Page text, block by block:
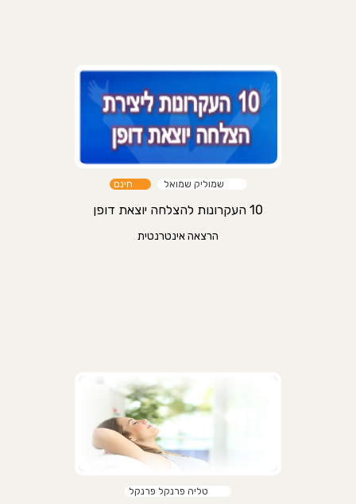
שמוליק שמואל חינם
10 העקרונות להצלחה יוצאת דופן
הרצאה אינטרנטית
טליה פרנקל פרנקל